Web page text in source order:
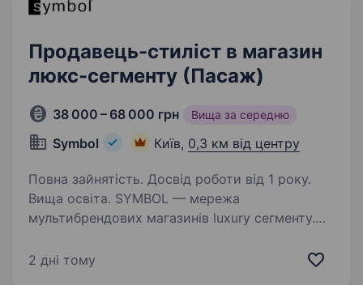
Продавець-стиліст в магазин
люкс-сегменту (Пасаж)
38 000 – 68 000 грн Вища за середню
Symbol Київ, 0,3 км від центру
Повна зайнятість. Досвід роботи від 1 року.
Вища освіта. SYMBOL — мережа
мультибрендових магазинів luxury сегменту.
розвитку на ринку України. Наші магазини
2 дні тому